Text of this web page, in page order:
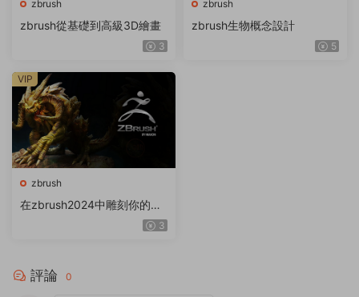
zbrush
zbrush從基礎到高級3D繪畫
3
zbrush
zbrush生物概念設計
5
zbrush
在zbrush2024中雕刻你的生
3
VIP
評論 0